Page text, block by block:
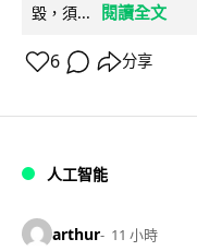
毀，須...
閱讀全文
6 分享
人工智能
arthur 11 小時